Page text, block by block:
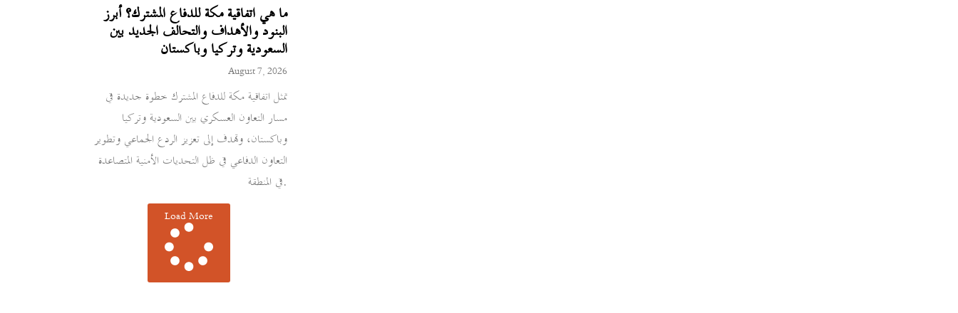
ما هي اتفاقية مكة للدفاع المشترك؟ أبرز
البنود والأهداف والتحالف الجديد بين
السعودية وتركيا وباكستان
August 7, 2026
تمثل اتفاقية مكة للدفاع المشترك خطوة جديدة في
مسار التعاون العسكري بين السعودية وتركيا
وباكستان، وتهدف إلى تعزيز الردع الجماعي وتطوير
التعاون الدفاعي في ظل التحديات الأمنية المتصاعدة
في المنطقة.
Load More